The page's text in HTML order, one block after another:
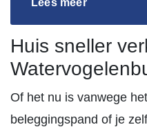
Lees meer
Huis sneller
Of het nu is vanwege
beleggingspand of je